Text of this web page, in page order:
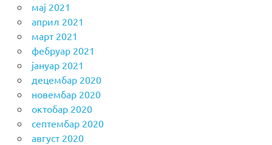
мај 2021
април 2021
март 2021
фебруар 2021
јануар 2021
децембар 2020
новембар 2020
октобар 2020
септембар 2020
август 2020